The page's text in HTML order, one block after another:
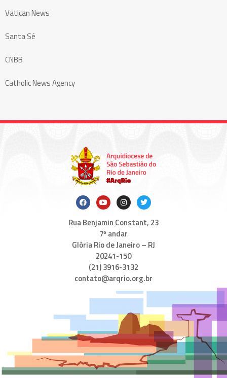
Vatican News
Santa Sé
CNBB
Catholic News Agency
Rua Benjamin Constant, 23
7º andar
Glória Rio de Janeiro – RJ
20241-150
(21) 3916-3132
contato@arqrio.org.br